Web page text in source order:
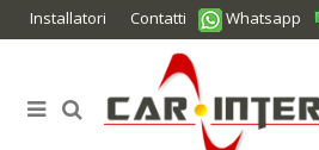
Installatori Contatti Whatsapp